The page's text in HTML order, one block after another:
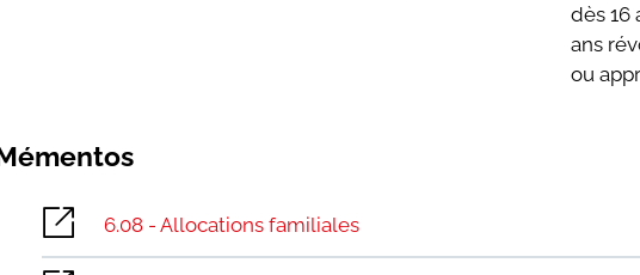
dès 16
ans
ou
6.08 - Allocations familiales